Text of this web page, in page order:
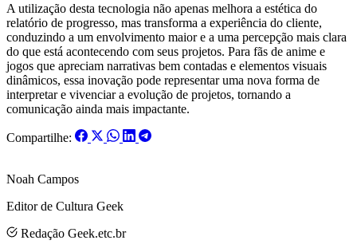
A utilização desta tecnologia não apenas melhora a estética do
relatório de progresso, mas transforma a experiência do cliente,
conduzindo a um envolvimento maior e a uma percepção mais clara
do que está acontecendo com seus projetos. Para fãs de anime e
jogos que apreciam narrativas bem contadas e elementos visuais
dinâmicos, essa inovação pode representar uma nova forma de
interpretar e vivenciar a evolução de projetos, tornando a
comunicação ainda mais impactante.
Compartilhe:
Noah Campos
Editor de Cultura Geek
Redação Geek.etc.br